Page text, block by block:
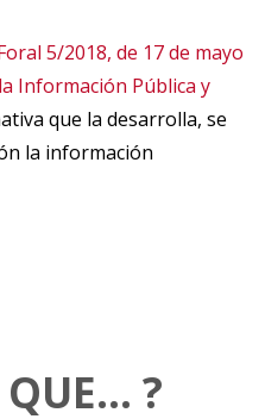
5/2018, de 17 de mayo
Información Pública y
que la desarrolla, se
la información
?